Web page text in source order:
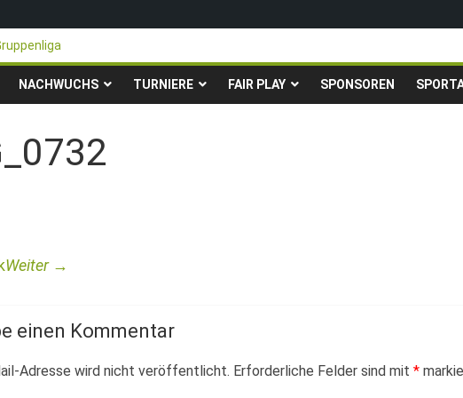
steigen in die Gruppenliga auf*
Walter Pfingstturnier der TSG Kastel
– Charity-Fußballturnier für Hobbymannschaften
NACHWUCHS TURNIERE FAIR PLAY SPONSOREN
Weiter →
einen Kommentar
Adresse wird nicht veröffentlicht. Erforderliche Felder sind mit *